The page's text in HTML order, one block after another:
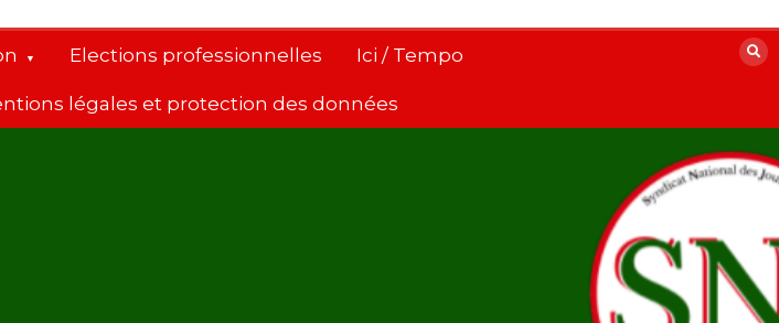
Elections professionnelles Ici / Tempo
légales et protection des données